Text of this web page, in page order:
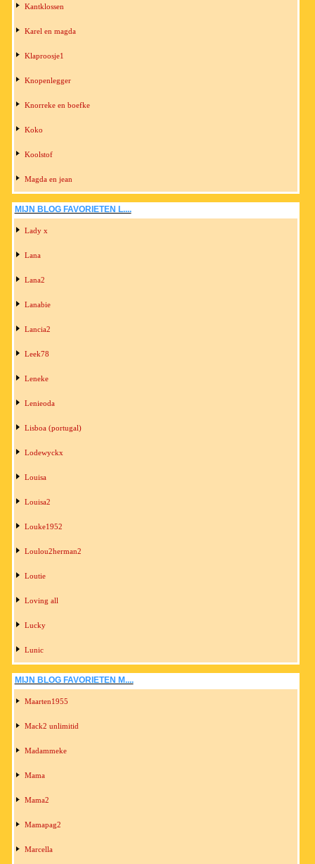
Kantklossen
Karel en magda
Klaproosje1
Knopenlegger
Knorreke en boefke
Koko
Koolstof
Magda en jean
MIJN BLOG FAVORIETEN L....
Lady x
Lana
Lana2
Lanabie
Lancia2
Leek78
Leneke
Lenieoda
Lisboa (portugal)
Lodewyckx
Louisa
Louisa2
Louke1952
Loulou2herman2
Loutie
Loving all
Lucky
Lunic
MIJN BLOG FAVORIETEN M....
Maarten1955
Mack2 unlimitid
Madammeke
Mama
Mama2
Mamapag2
Marcella